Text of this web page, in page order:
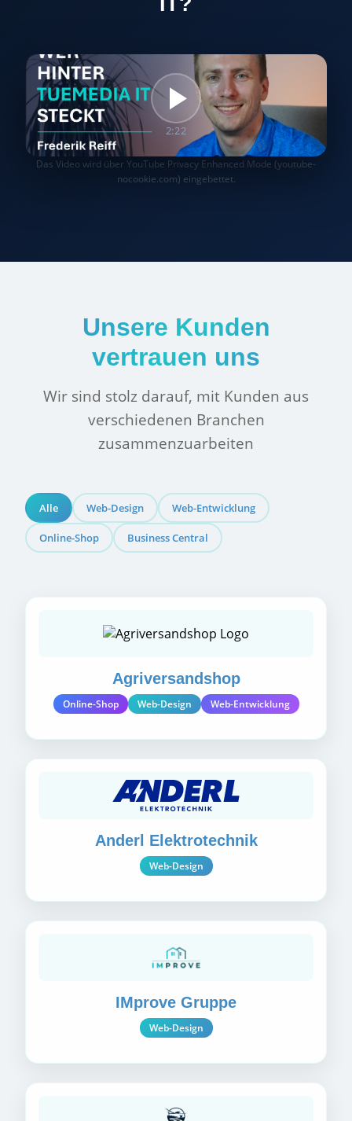
2:22
Das Video wird über YouTube Privacy Enhanced Mode (youtube-
nocookie.com) eingebettet.
Unsere Kunden
vertrauen uns
Wir sind stolz darauf, mit Kunden aus
verschiedenen Branchen
zusammenzuarbeiten
Alle Web-Design Web-Entwicklung
Online-Shop Business Central
Agriversandshop
Online-Shop Web-Design Web-Entwicklung
Anderl Elektrotechnik
Web-Design
IMprove Gruppe
Web-Design